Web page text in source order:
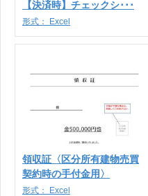
【決済時】チェックシ･･･
形式： Excel
領収証〈区分所有建物売買
契約時の手付金用〉
形式： Excel